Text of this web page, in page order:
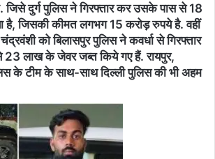
दुर्ग पुलिस ने गिरफ्तार कर उसके पास से 18
है, जिसकी कीमत लगभग 15 करोड़ रुपये है. वहीं
को बिलासपुर पुलिस ने कवर्धा से गिरफ्तार
लाख के जेवर जब्त किये गए हैं. रायपुर,
के टीम के साथ-साथ दिल्ली पुलिस की भी अहम